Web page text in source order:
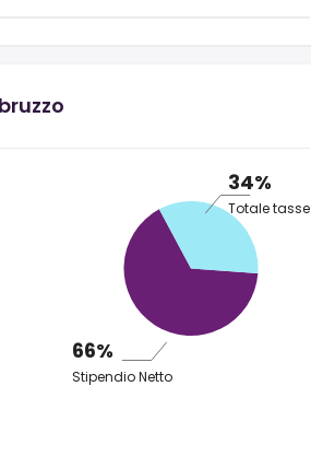
34%
Totale tasse
66%
Stipendio Netto